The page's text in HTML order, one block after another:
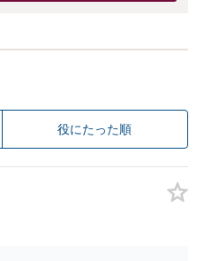
役にたった順